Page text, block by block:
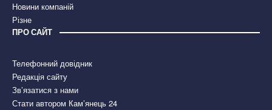
Новини компаній
Різне
ПРО САЙТ
Телефонний довідник
Редакція сайту
Зв’язатися з нами
Стати автором Кам’янець 24